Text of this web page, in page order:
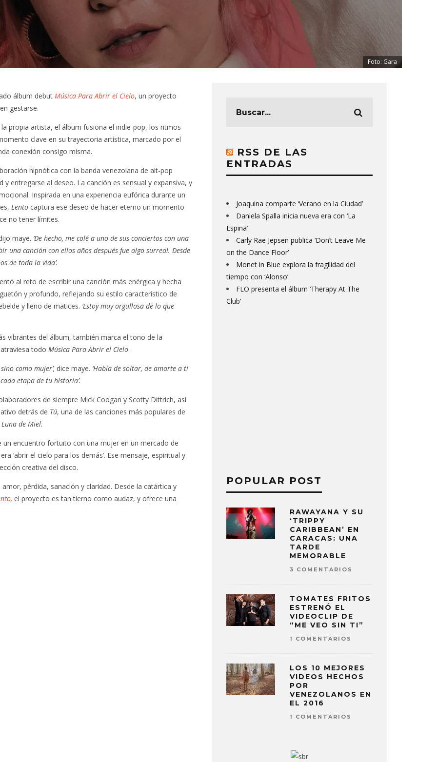
Foto: Gara
álbum debut Música Para Abrir el Cielo, un proyecto
gestarse.
propia artista, el álbum fusiona el indie-pop, los ritmos
clave en su trayectoria artística, marcado por el
conexión consigo misma.
hipnótica con la banda venezolana de alt-pop
entregarse al deseo. La canción es sensual y expansiva, y
Inspirada en una experiencia eufórica durante un
Lento captura ese deseo de hacer eterno un momento
no tener límites.
maye. ‘De hecho, me colé a uno de sus conciertos con una
una canción con ellos años después fue algo surreal. Desde
de toda la vida’.
al reto de escribir una canción más enérgica y hecha
y profundo, reflejando su estilo característico de
y lleno de matices. ‘Estoy muy orgullosa de lo que
vibrantes del álbum, también marca el tono de la
todo Música Para Abrir el Cielo.
como mujer’, dice maye. ‘Habla de soltar, de amarte a ti
etapa de tu historia’.
de siempre Mick Coogan y Scotty Dittrich, así
detrás de Tú, una de las canciones más populares de
Luna de Miel.
un encuentro fortuito con una mujer en un mercado de
‘abrir el cielo para los demás’. Ese mensaje, espiritual y
creativa del disco.
pérdida, sanación y claridad. Desde la catártica y
, el proyecto es tan tierno como audaz, y ofrece una
RSS DE LAS
ENTRADAS
Joaquina comparte ‘Verano en la Ciudad’
Daniela Spalla inicia nueva era con ‘La
Espina’
Carly Rae Jepsen publica ‘Don’t Leave Me
on the Dance Floor’
Monet in Blue explora la fragilidad del
tiempo con ‘Alonso’
FLO presenta el álbum ‘Therapy At The
Club’
POPULAR POST
RAWAYANA Y SU
‘TRIPPY
CARIBBEAN’ EN
CARACAS: UNA
TARDE
MEMORABLE
3 COMENTARIOS
TOMATES FRITOS
ESTRENÓ EL
VIDEOCLIP DE
“ME VEO SIN TI”
1 COMENTARIOS
LOS 10 MEJORES
VIDEOS HECHOS
POR
VENEZOLANOS EN
EL 2016
1 COMENTARIOS